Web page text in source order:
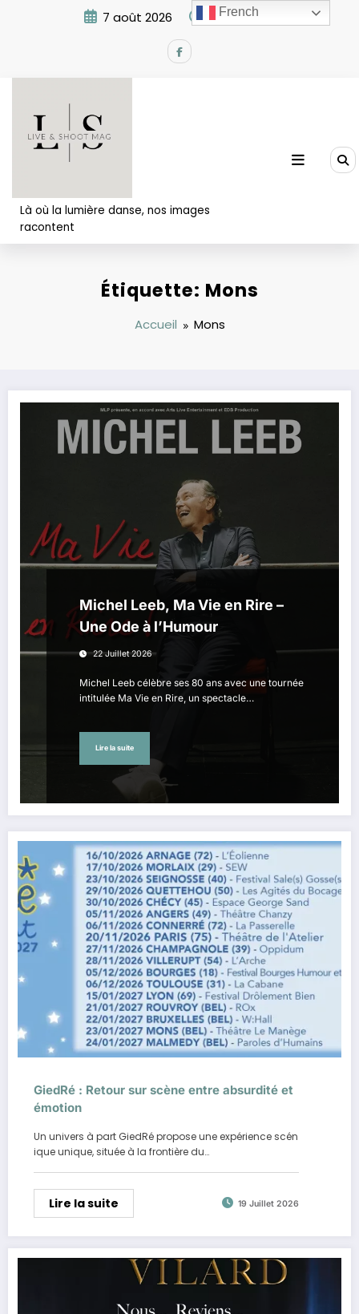
7 août 2026 4:37:45 PM
Là où la lumière danse, nos images
racontent
Étiquette: Mons
Accueil Mons
Michel Leeb, Ma Vie en Rire –
Une Ode à l’Humour
22 Juillet 2026
Michel Leeb célèbre ses 80 ans avec une tournée
intitulée Ma Vie en Rire, un spectacle…
Lire la suite
GiedRé : Retour sur scène entre absurdité et
émotion
Un univers à part GiedRé propose une expérience scén
ique unique, située à la frontière du…
Lire la suite 19 Juillet 2026
French